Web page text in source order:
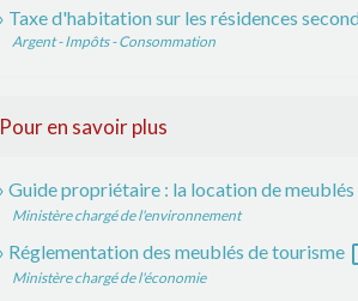
Taxe d'habitation sur les résidences
Argent - Impôts - Consommation
Pour en savoir plus
Guide propriétaire : la location de
Ministère chargé de l'environnement
Réglementation des meublés de tourisme
Ministère chargé de l'économie